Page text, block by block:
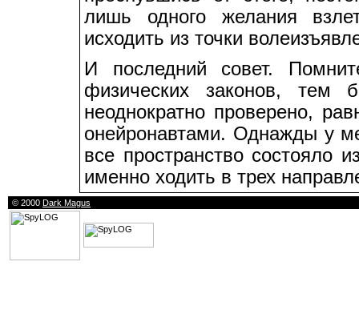
лишь одного желания
исходить из точки
И последний совет.
физических законов, тем
неоднократно проверено,
онейронавтами. Однажды у
все пространство состояло
именно ходить в трех
© 2000 Dark Magus